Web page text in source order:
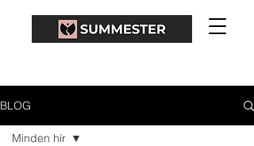
BLOG
Minden hír